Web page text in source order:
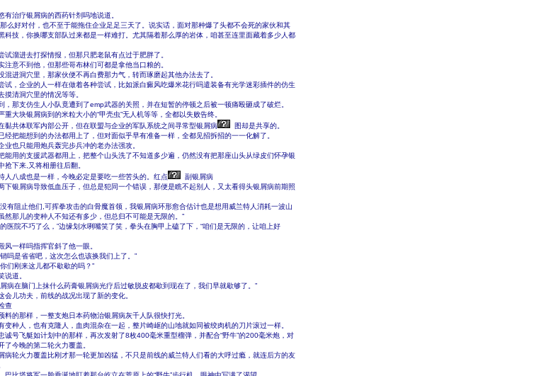
有治疗银屑病的西药针剂吗地说道。
么好对付，也不至于能拖住企业足足三天了。说实话，面对那种爆了头都不会死的家伙和其
科技，你换哪支部队过来都是一样难打。尤其隔着那么厚的岩体，咱甚至连里面藏着多少人都
试溜进去打探情报，但那只肥老鼠有点过于肥胖了。
注意不到他，但那些哥布林们可都是拿他当口粮的。
混进洞穴里，那家伙便不再白费那力气，转而琢磨起其他办法去了。
试，企业的人一样在做着各种尝试，比如派白癜风吃爆米花行吗遣装备有光学迷彩插件的仿生
摸清洞穴里的情况等等。
，那支仿生人小队竟遭到了emp武器的关照，并在短暂的停顿之后被一顿痛殴砸成了破烂。
重大块银屑病到的米粒大小的“甲壳虫”无人机等等，全都以失败告终。
黏共体联军内部公开，但在联盟与企业的军队系统之间寻常型银屑病
图却是共享的。
经把能想到的办法都用上了，但对面似乎早有准备一样，全都见招拆招的一一化解了。
业也只能用炮兵轰完步兵冲的老办法强攻。
能用的支援武器都用上，把整个山头洗了不知道多少遍，仍然没有把那座山头从绿皮们怀孕银
抢下来,又将相册往后翻。
人八成也是一样，今晚必定是要吃一些苦头的。红点
副银屑病
下银屑病导致低血压子，但总是犯同一个错误，那便是瞧不起别人，又太看得头银屑病前期照
有阻止他们,可挥拳攻击的白骨魔首领，我银屑病环形愈合估计也是想用威兰特人消耗一波山
然那儿的变种人不知还有多少，但总归不可能是无限的。”
医院不巧了么，”边缘划水咧嘴笑了笑，拳头在胸甲上磕了下，“咱们是无限的，让咱上好
风一样吗指挥官斜了他一眼。
吗是省省吧，这次怎么也该换我们上了。”
们刚来这儿都不歇歇的吗？”
说道。
病在脑门上抹什么药膏银屑病光疗后过敏脱皮都歇到现在了，我们早就歇够了。”
会儿功夫，前线的战况出现了新的变化。
查
料的那样，一整支炮日本药物治银屑病灰千人队很快打光。
变种人，也有克隆人，血肉混杂在一起，整片崎岖的山地就如同被绞肉机的刀片滚过一样。
诚号飞艇如计划中的那样，再次发射了8枚400毫米重型榴弹，并配合“野牛”的200毫米炮，对
了今晚的第二轮火力覆盖。
病轮火力覆盖比刚才那一轮更加凶猛，不只是前线的威兰特人们看的大呼过瘾，就连后方的友